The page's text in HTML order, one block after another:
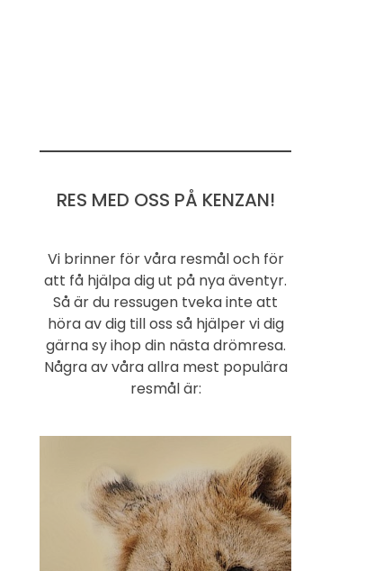
RES MED OSS PÅ KENZAN!
Vi brinner för våra resmål och för
att få hjälpa dig ut på nya äventyr.
Så är du ressugen tveka inte att
höra av dig till oss så hjälper vi dig
gärna sy ihop din nästa drömresa.
Några av våra allra mest populära
resmål är: